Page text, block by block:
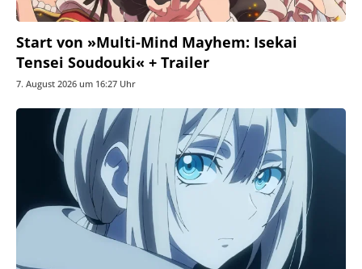
Start von »Multi-Mind Mayhem: Isekai
Tensei Soudouki« + Trailer
7. August 2026 um 16:27 Uhr